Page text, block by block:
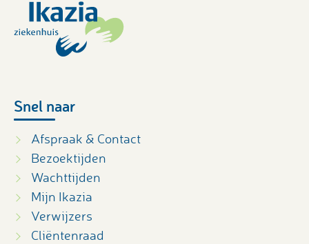
Snel naar
Afspraak & Contact
Bezoektijden
Wachttijden
Mijn Ikazia
Verwijzers
Cliëntenraad